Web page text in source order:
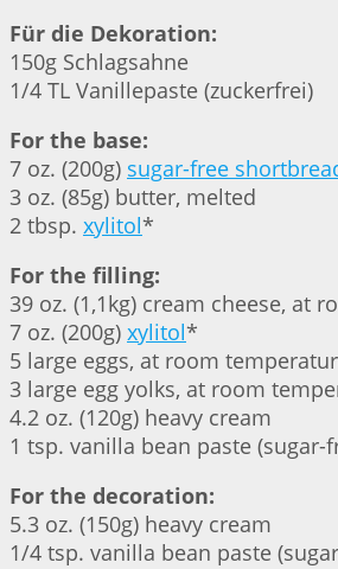
Für die Dekoration:
150g Schlagsahne
1/4 TL Vanillepaste (zuckerfrei)
For the base:
7 oz. (200g) sugar-free
3 oz. (85g) butter, melted
2 tbsp. xylitol*
For the filling:
39 oz. (1,1kg) cream cheese, at
7 oz. (200g) xylitol*
5 large eggs, at room
3 large egg yolks, at room
4.2 oz. (120g) heavy cream
1 tsp. vanilla bean paste (sugar-
For the decoration:
5.3 oz. (150g) heavy cream
1/4 tsp. vanilla bean paste